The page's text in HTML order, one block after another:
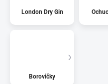
London Dry Gin
Borovičky